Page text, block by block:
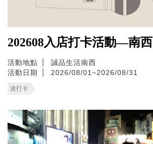
202608入店打卡活動—南西
活動地點
誠品生活南西
活動日期
2026/08/01~2026/08/31
迷打卡